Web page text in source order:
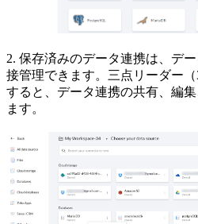
2. 保存済みのデータ連携は、デ
接管理できます。三点リーダー
すると、データ連携の共有、編
ます。